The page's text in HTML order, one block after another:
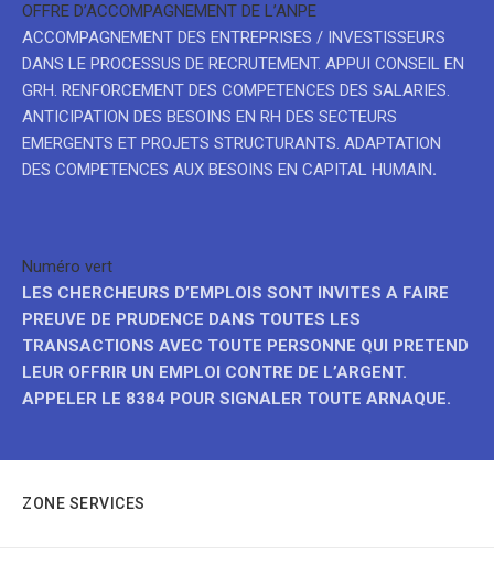
OFFRE D’ACCOMPAGNEMENT DE L’ANPE
ACCOMPAGNEMENT DES ENTREPRISES / INVESTISSEURS
DANS LE PROCESSUS DE RECRUTEMENT. APPUI CONSEIL EN
GRH. RENFORCEMENT DES COMPETENCES DES SALARIES.
ANTICIPATION DES BESOINS EN RH DES SECTEURS
EMERGENTS ET PROJETS STRUCTURANTS. ADAPTATION
DES COMPETENCES AUX BESOINS EN CAPITAL HUMAIN.
Numéro vert
LES CHERCHEURS D’EMPLOIS SONT INVITES A FAIRE
PREUVE DE PRUDENCE DANS TOUTES LES
TRANSACTIONS AVEC TOUTE PERSONNE QUI PRETEND
LEUR OFFRIR UN EMPLOI CONTRE DE L’ARGENT.
APPELER LE 8384 POUR SIGNALER TOUTE ARNAQUE.
ZONE SERVICES